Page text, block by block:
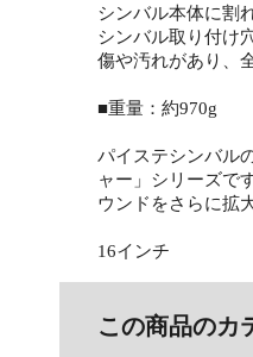
シンバル本体に割
シンバル取り付け
傷や汚れがあり、
■重量：約970g
パイステシンバル
ャー」シリーズで
ウンドをさらに拡
16インチ
この商品のカ